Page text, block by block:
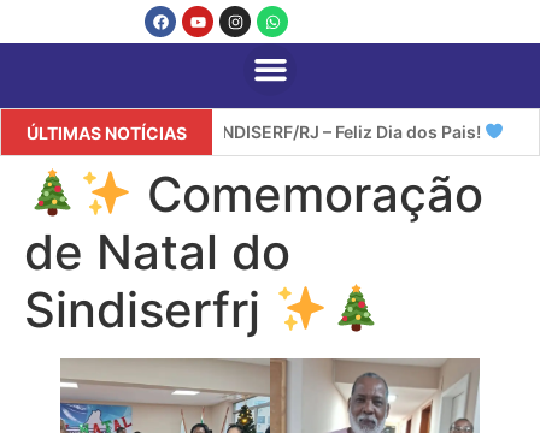
ÚLTIMAS NOTÍCIASSINDISERF/RJ – Feliz Dia dos Pais!
Comemoração
de Natal do
Sindiserfrj